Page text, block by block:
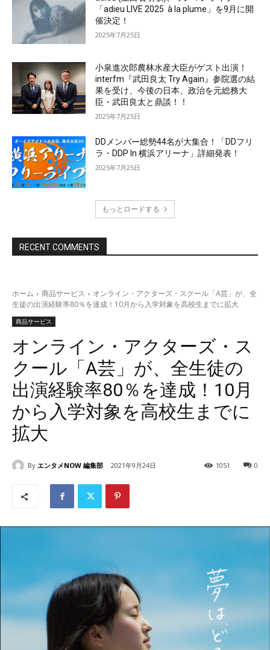
「adieu LIVE 2025 à la plume」を9月に開
催決定！
2025年7月25日
小泉進次郎農林水産大臣がゲスト出演！
interfm『武田良太 Try Again』参院選の結
果を受け、今後の日本、政治を元総務大
臣・武田良太と鼎談！！
2025年7月25日
DDメンバー総勢44名が大集合！「DDフリ
ラ・DDP In 横浜アリーナ」詳細発表！
2025年7月25日
もっとロードする
RECENT COMMENTS